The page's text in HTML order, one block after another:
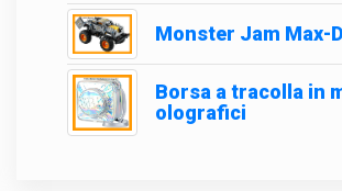
Monster Jam Max-D
Borsa a tracolla in
olografici